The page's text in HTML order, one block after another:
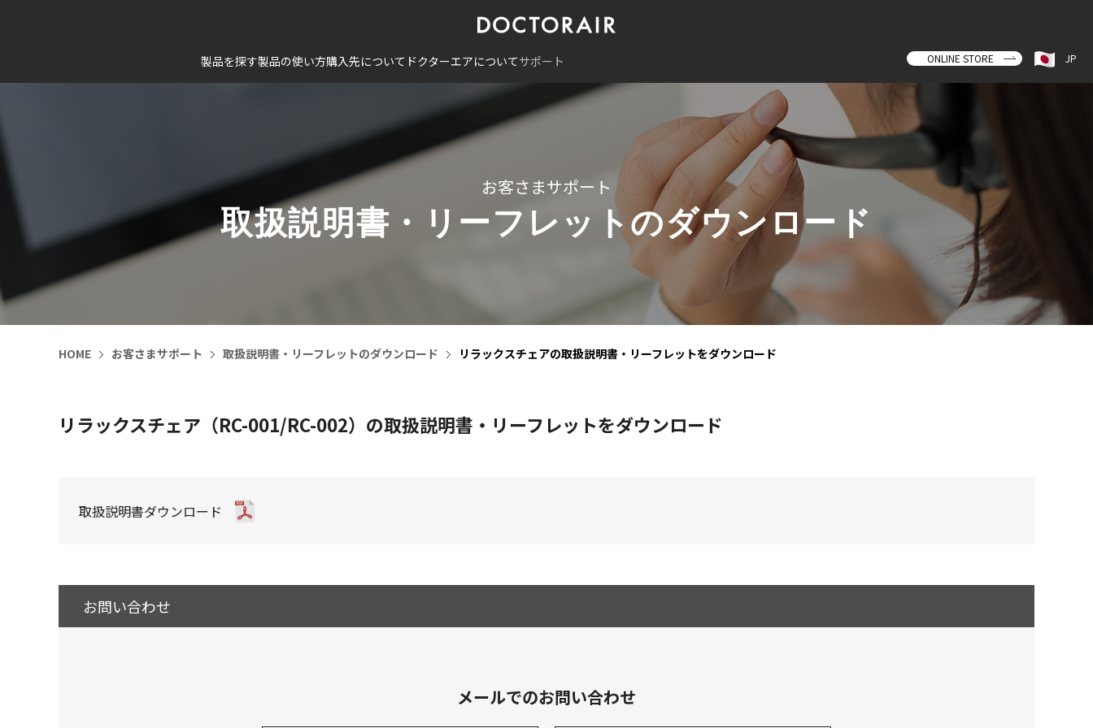
製品を探す製品の使い方購入先について ドクターエアについてサポート ONLINE STORE JP
お客さまサポート
取扱説明書・リーフレットのダウンロード
HOME お客さまサポート 取扱説明書・リーフレットのダウンロード リラックスチェアの取扱説明書・リーフレットをダウンロード
リラックスチェア（RC-001/RC-002）の取扱説明書・リーフレットをダウンロード
取扱説明書ダウンロード
お問い合わせ
メールでのお問い合わせ